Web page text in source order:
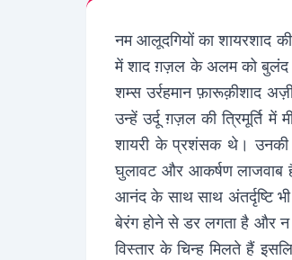
नम आलूदगियों का शायरशाद
में शाद ग़ज़ल के अलम को बुलंद
शम्स उर्रहमान फ़ारूक़ीशाद
उन्हें उर्दू ग़ज़ल की त्रिमूर्ति
शायरी के प्रशंसक थे। उनकी
घुलावट और आकर्षण
आनंद के साथ साथ अंतर्दृष्टि
बेरंग होने से डर लगता है और न
विस्तार के चिन्ह मिलते हैं